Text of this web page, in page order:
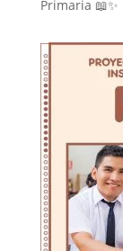
Primaria 📖✨